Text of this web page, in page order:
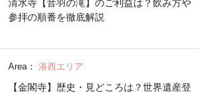
清水寺【音羽の滝】のご利益は？飲み方や
参拝の順番を徹底解説
Area： 洛西エリア
【金閣寺】歴史・見どころは？世界遺産登